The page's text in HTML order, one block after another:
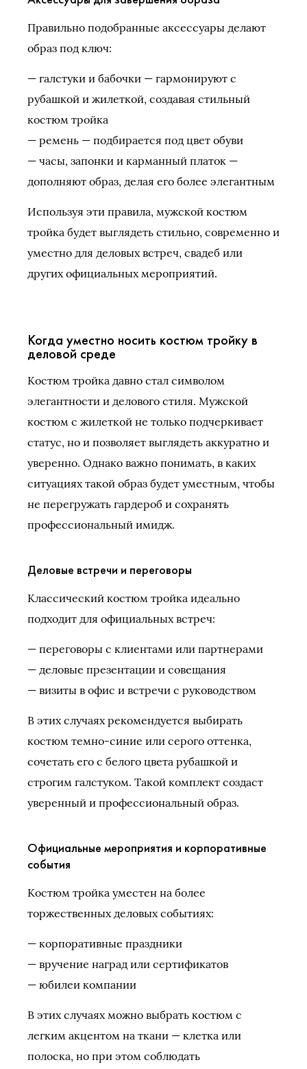
Правильно подобранные аксессуары делают
образ под ключ:
— галстуки и бабочки — гармонируют с
рубашкой и жилеткой, создавая стильный
костюм тройка
— ремень — подбирается под цвет обуви
— часы, запонки и карманный платок —
дополняют образ, делая его более элегантным
Используя эти правила, мужской костюм
тройка будет выглядеть стильно, современно и
уместно для деловых встреч, свадеб или
других официальных мероприятий.
Когда уместно носить костюм тройку в
деловой среде
Костюм тройка давно стал символом
элегантности и делового стиля. Мужской
костюм с жилеткой не только подчеркивает
статус, но и позволяет выглядеть аккуратно и
уверенно. Однако важно понимать, в каких
ситуациях такой образ будет уместным, чтобы
не перегружать гардероб и сохранять
профессиональный имидж.
Деловые встречи и переговоры
Классический костюм тройка идеально
подходит для официальных встреч:
— переговоры с клиентами или партнерами
— деловые презентации и совещания
— визиты в офис и встречи с руководством
В этих случаях рекомендуется выбирать
костюм темно-синие или серого оттенка,
сочетать его с белого цвета рубашкой и
строгим галстуком. Такой комплект создаст
уверенный и профессиональный образ.
Официальные мероприятия и корпоративные
события
Костюм тройка уместен на более
торжественных деловых событиях:
— корпоративные праздники
— вручение наград или сертификатов
— юбилеи компании
В этих случаях можно выбрать костюм с
легким акцентом на ткани — клетка или
полоска, но при этом соблюдать